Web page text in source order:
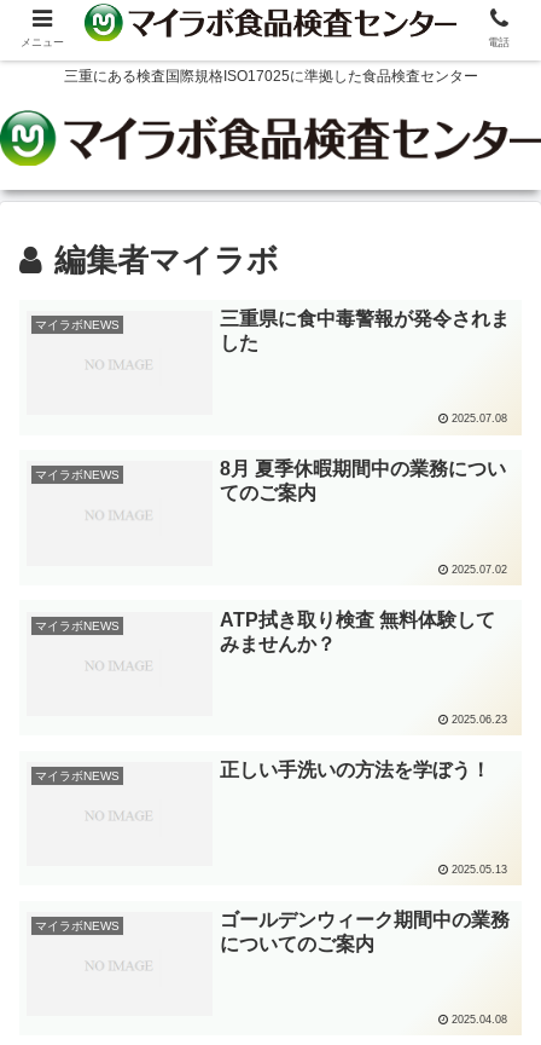
三重にある検査国際規格ISO17025に準拠した食品検査センター
編集者マイラボ
マイラボNEWS
三重県に食中毒警報が発令されま
した
2025.07.08
マイラボNEWS
8月 夏季休暇期間中の業務につい
てのご案内
2025.07.02
マイラボNEWS
ATP拭き取り検査 無料体験して
みませんか？
2025.06.23
マイラボNEWS 正しい手洗いの方法を学ぼう！
2025.05.13
マイラボNEWS
ゴールデンウィーク期間中の業務
についてのご案内
2025.04.08
メニュー 電話